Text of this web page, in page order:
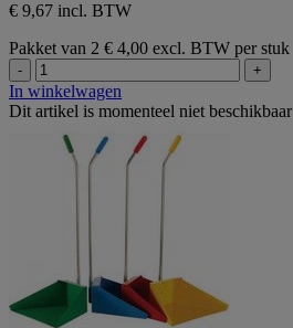
€ 9,67 incl. BTW
Pakket van 2 € 4,00 excl. BTW per stuk
- +
In winkelwagen
Dit artikel is momenteel niet beschikbaar